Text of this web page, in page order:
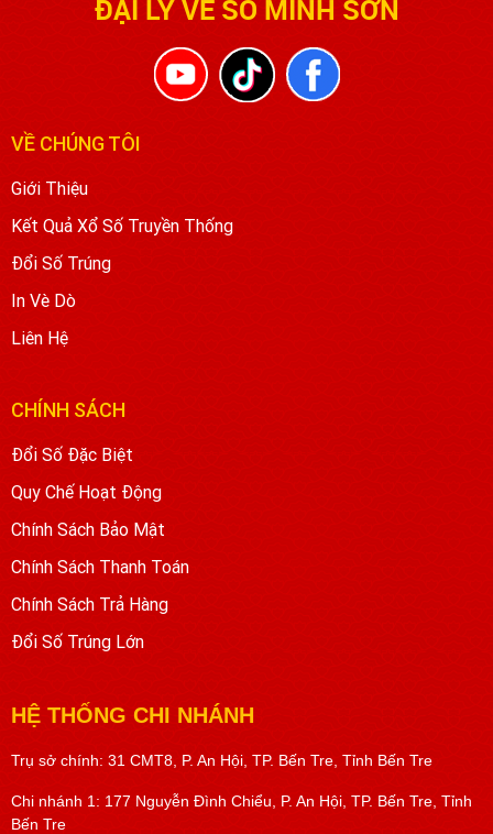
ĐẠI LÝ VÉ SỐ MINH SƠN
VỀ CHÚNG TÔI
Giới Thiệu
Kết Quả Xổ Số Truyền Thống
Đổi Số Trúng
In Vè Dò
Liên Hệ
CHÍNH SÁCH
Đổi Số Đặc Biệt
Quy Chế Hoạt Động
Chính Sách Bảo Mật
Chính Sách Thanh Toán
Chính Sách Trả Hàng
Đổi Số Trúng Lớn
HỆ THỐNG CHI NHÁNH
Trụ sở chính: 31 CMT8, P. An Hội, TP. Bến Tre, Tỉnh Bến Tre
Chi nhánh 1: 177 Nguyễn Đình Chiểu, P. An Hội, TP. Bến Tre, Tỉnh
Bến Tre